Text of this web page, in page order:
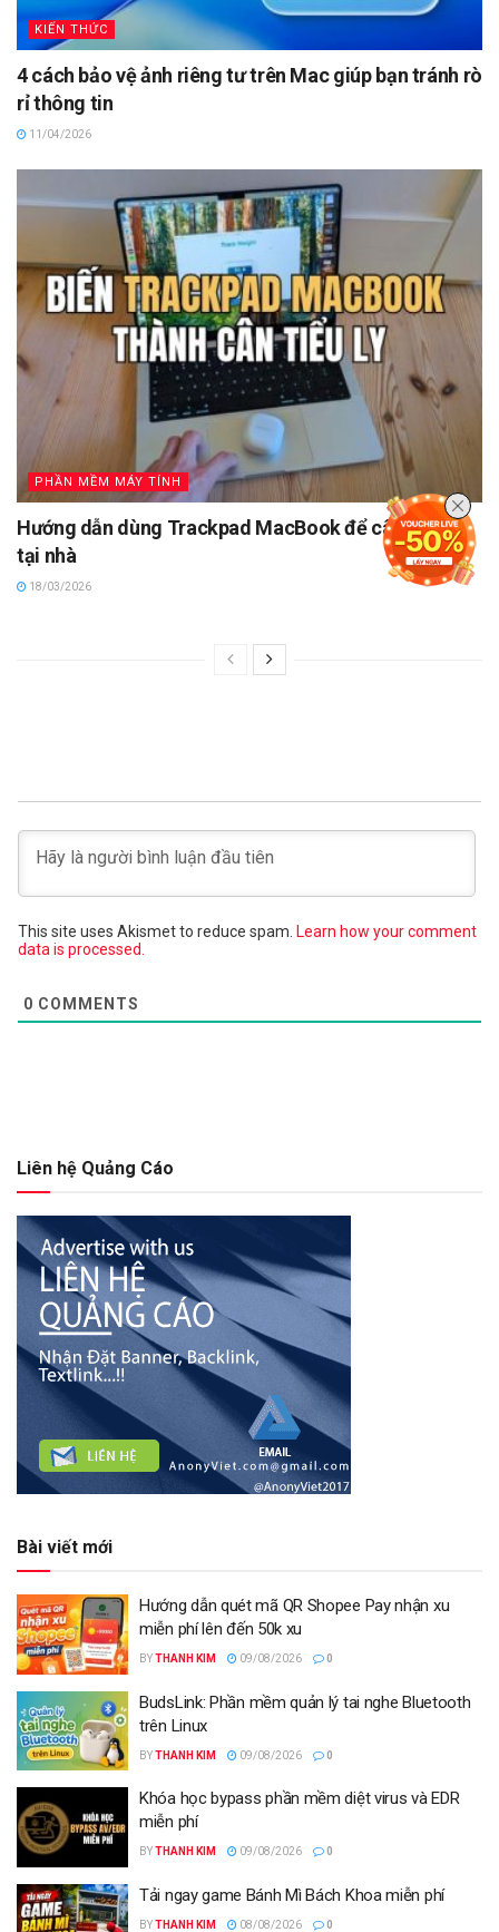
KIẾN THỨC
4 cách bảo vệ ảnh riêng tư trên Mac giúp bạn tránh rò
rỉ thông tin
11/04/2026
PHẦN MỀM MÁY TÍNH
Hướng dẫn dùng Trackpad MacBook để cân đồ vật
tại nhà
18/03/2026
This site uses Akismet to reduce spam. Learn how your comment
data is processed.
0 COMMENTS
Liên hệ Quảng Cáo
Bài viết mới
Hướng dẫn quét mã QR Shopee Pay nhận xu
miễn phí lên đến 50k xu
BYTHANH KIM 09/08/2026 0
BudsLink: Phần mềm quản lý tai nghe Bluetooth
trên Linux
BYTHANH KIM 09/08/2026 0
Khóa học bypass phần mềm diệt virus và EDR
miễn phí
BYTHANH KIM 09/08/2026 0
Tải ngay game Bánh Mì Bách Khoa miễn phí
BYTHANH KIM 08/08/2026 0